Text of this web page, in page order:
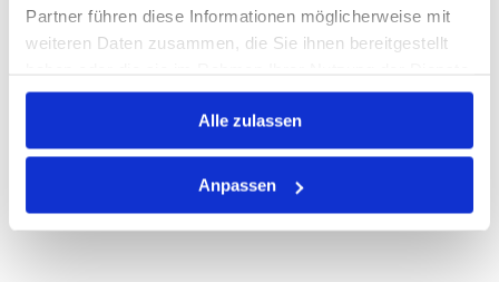
Partner führen diese Informationen möglicherweise mit
weiteren Daten zusammen, die Sie ihnen bereitgestellt
gesammelt haben.
Alle zulassen
Anpassen
ALLE SPEZIFIKATIONEN